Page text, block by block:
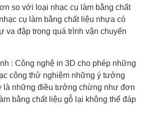
so với loại nhạc cụ làm bằng chất
cụ làm bằng chất liệu nhựa có
va đập trong quá trình vận chuyển
: Công nghệ in 3D cho phép những
công thử nghiệm những ý tưởng
là những điều tưởng chừng như đơn
bằng chất liệu gỗ lại không thể đáp